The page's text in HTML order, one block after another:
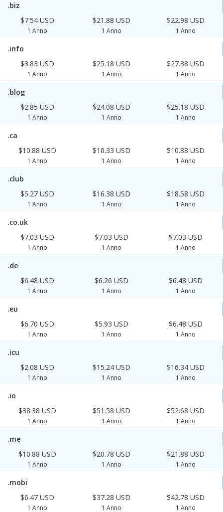
.biz
$7.54 USD
1 Anno
$21.88 USD
1 Anno
$22.98 USD
1 Anno
.info
$3.83 USD
1 Anno
$25.18 USD
1 Anno
$27.38 USD
1 Anno
.blog
$2.85 USD
1 Anno
$24.08 USD
1 Anno
$25.18 USD
1 Anno
.ca
$10.88 USD
1 Anno
$10.33 USD
1 Anno
$10.88 USD
1 Anno
.club
$5.27 USD
1 Anno
$16.38 USD
1 Anno
$18.58 USD
1 Anno
.co.uk
$7.03 USD
1 Anno
$7.03 USD
1 Anno
$7.03 USD
1 Anno
.de
$6.48 USD
1 Anno
$6.26 USD
1 Anno
$6.48 USD
1 Anno
.eu
$6.70 USD
1 Anno
$5.93 USD
1 Anno
$6.48 USD
1 Anno
.icu
$2.08 USD
1 Anno
$15.24 USD
1 Anno
$16.34 USD
1 Anno
.io
$38.38 USD
1 Anno
$51.58 USD
1 Anno
$52.68 USD
1 Anno
.me
$10.88 USD
1 Anno
$20.78 USD
1 Anno
$21.88 USD
1 Anno
.mobi
$6.47 USD
1 Anno
$37.28 USD
1 Anno
$42.78 USD
1 Anno